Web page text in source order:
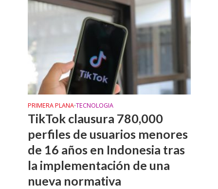
PRIMERA PLANA•TECNOLOGIA
TikTok clausura 780,000
perfiles de usuarios menores
de 16 años en Indonesia tras
la implementación de una
nueva normativa